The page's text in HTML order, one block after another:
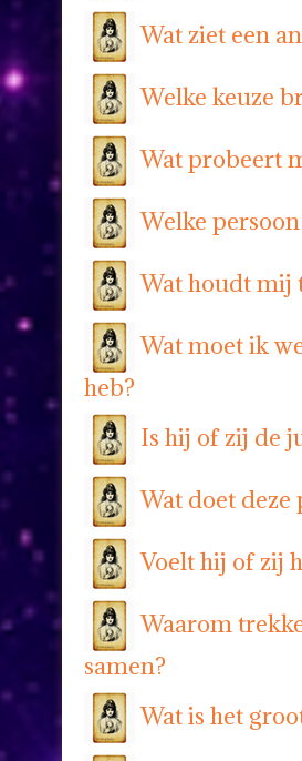
Wat ziet een
Welke keuze
Wat probeert
Welke
Wat houdt mij
Wat moet ik
heb?
Is hij of zij de
Wat doet deze
Voelt hij of zij
Waarom
samen?
Wat is het